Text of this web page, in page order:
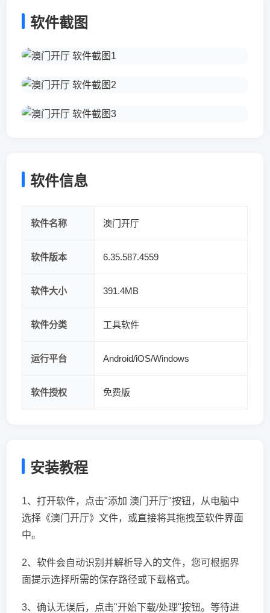
软件截图
软件信息
软件名称 澳门开厅
软件版本 6.35.587.4559
软件大小 391.4MB
软件分类 工具软件
运行平台 Android/iOS/Windows
软件授权 免费版
安装教程
1、打开软件，点击"添加 澳门开厅"按钮，从电脑中
选择《澳门开厅》文件，或直接将其拖拽至软件界面
中。
2、软件会自动识别并解析导入的文件，您可根据界
面提示选择所需的保存路径或下载格式。
3、确认无误后，点击"开始下载/处理"按钮。等待进